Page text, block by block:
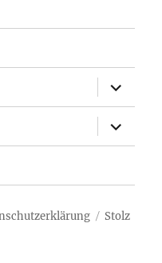
öffnen
öffnen
Stolz